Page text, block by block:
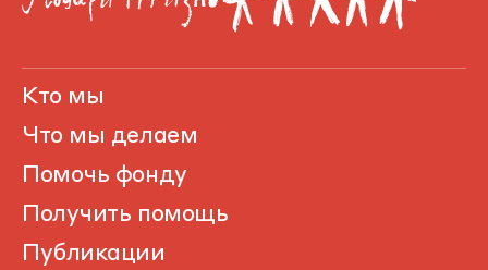
Кто мы
Что мы делаем
Помочь фонду
Получить помощь
Публикации